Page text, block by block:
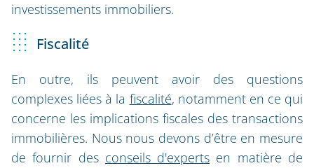
investissements immobiliers.
Fiscalité
En outre, ils peuvent avoir des questions
complexes liées à la fiscalité, notamment en ce qui
concerne les implications fiscales des transactions
immobilières. Nous nous devons d’être en mesure
de fournir des conseils d'experts en matière de